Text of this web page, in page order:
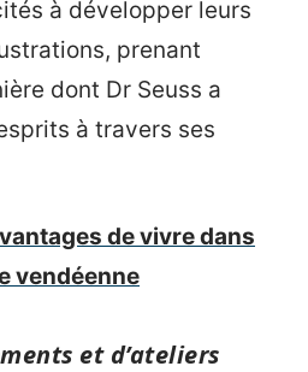
à développer leurs
prenant
dont Dr Seuss a
à travers ses
de vivre dans
vendéenne
et d’ateliers